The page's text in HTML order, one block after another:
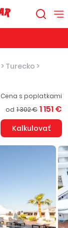
> Turecko >
Cena s poplatkami
od 1 302 € 1 151 €
Kalkulovať